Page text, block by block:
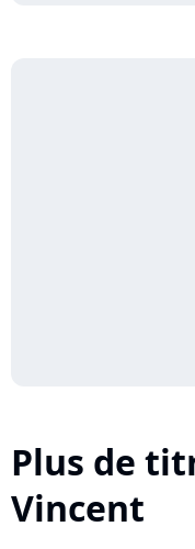
Plus de
Vincent